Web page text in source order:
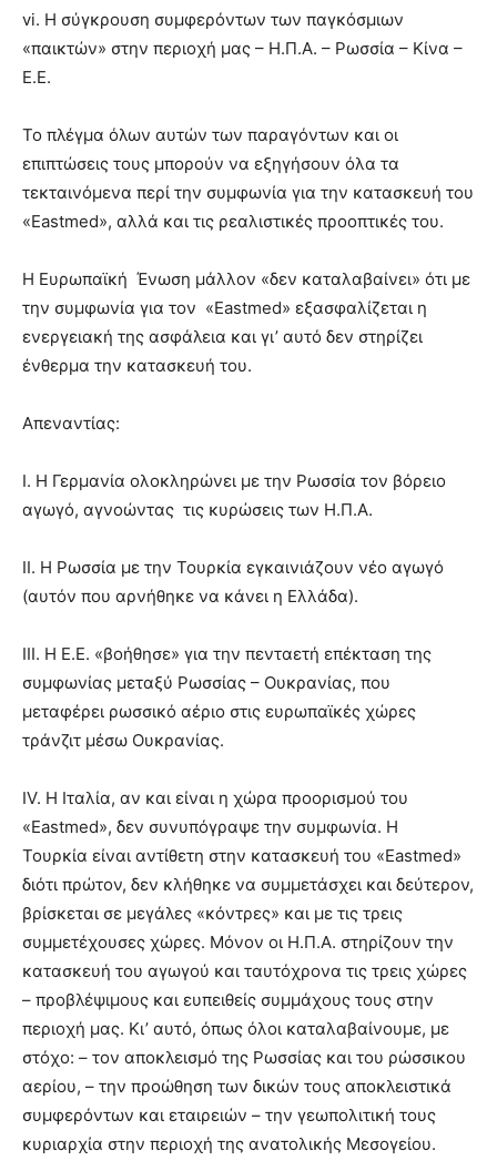
vi. Η σύγκρουση συμφερόντων των παγκόσμιων
«παικτών» στην περιοχή μας – Η.Π.Α. – Ρωσσία – Κίνα –
Ε.Ε.
Το πλέγμα όλων αυτών των παραγόντων και οι
επιπτώσεις τους μπορούν να εξηγήσουν όλα τα
τεκταινόμενα περί την συμφωνία για την κατασκευή του
«Eastmed», αλλά και τις ρεαλιστικές προοπτικές του.
Η Ευρωπαϊκή Ένωση μάλλον «δεν καταλαβαίνει» ότι με
την συμφωνία για τον «Eastmed» εξασφαλίζεται η
ενεργειακή της ασφάλεια και γι’ αυτό δεν στηρίζει
ένθερμα την κατασκευή του.
Απεναντίας:
I. Η Γερμανία ολοκληρώνει με την Ρωσσία τον βόρειο
αγωγό, αγνοώντας τις κυρώσεις των Η.Π.Α.
II. Η Ρωσσία με την Τουρκία εγκαινιάζουν νέο αγωγό
(αυτόν που αρνήθηκε να κάνει η Ελλάδα).
III. Η Ε.Ε. «βοήθησε» για την πενταετή επέκταση της
συμφωνίας μεταξύ Ρωσσίας – Ουκρανίας, που
μεταφέρει ρωσσικό αέριο στις ευρωπαϊκές χώρες
τράνζιτ μέσω Ουκρανίας.
IV. Η Ιταλία, αν και είναι η χώρα προορισμού του
«Eastmed», δεν συνυπόγραψε την συμφωνία. Η
Τουρκία είναι αντίθετη στην κατασκευή του «Eastmed»
διότι πρώτον, δεν κλήθηκε να συμμετάσχει και δεύτερον,
βρίσκεται σε μεγάλες «κόντρες» και με τις τρεις
συμμετέχουσες χώρες. Μόνον οι Η.Π.Α. στηρίζουν την
κατασκευή του αγωγού και ταυτόχρονα τις τρεις χώρες
– προβλέψιμους και ευπειθείς συμμάχους τους στην
περιοχή μας. Κι’ αυτό, όπως όλοι καταλαβαίνουμε, με
στόχο: – τον αποκλεισμό της Ρωσσίας και του ρώσσικου
αερίου, – την προώθηση των δικών τους αποκλειστικά
συμφερόντων και εταιρειών – την γεωπολιτική τους
κυριαρχία στην περιοχή της ανατολικής Μεσογείου.